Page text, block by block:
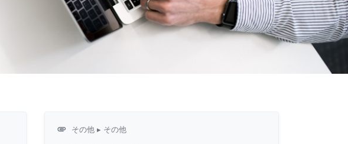
attachment その他▸ その他